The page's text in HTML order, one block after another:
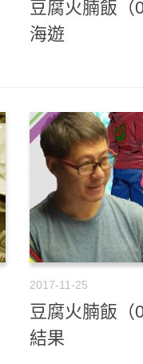
豆腐火腩飯（
海遊
2017-11-25
豆腐火腩飯（
結果